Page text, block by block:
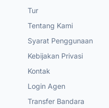
Tur
Tentang Kami
Syarat Penggunaan
Kebijakan Privasi
Kontak
Login Agen
Transfer Bandara